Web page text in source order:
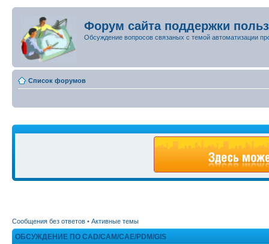
Форум сайта поддержки
Обсуждение вопросов связаных с темой автоматизации
Список форумов
Сообщения без ответов • Активные темы
ОБСУЖДЕНИЕ ПО CAD/CAM/CAE/PDM/GIS